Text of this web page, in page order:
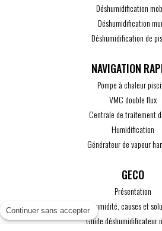
Continuer sans accepter
Déshumidification
Déshumidification
Déshumidification de
Pompe à chaleur
VMC double flux
Centrale de traitement
Humidification
Générateur de vapeur
GECO
Présentation
L'humidité, causes et
Guide déshumidificateur